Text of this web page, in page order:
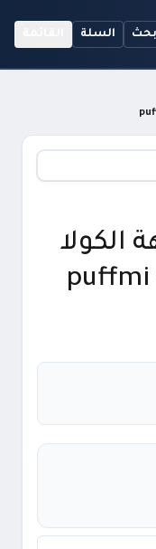
بحث السلة
الكولا